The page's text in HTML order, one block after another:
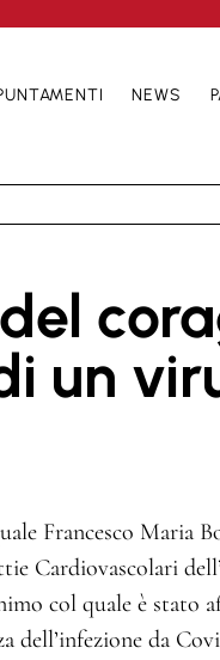
NEWS
un
Francesco Maria
Cardiovascolari
col quale è stato
dell’infezione da